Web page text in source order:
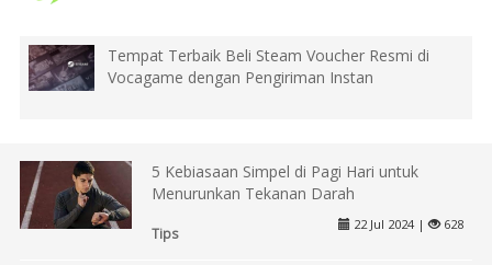
Tempat Terbaik Beli Steam Voucher Resmi di
Vocagame dengan Pengiriman Instan
5 Kebiasaan Simpel di Pagi Hari untuk
Menurunkan Tekanan Darah
Tips
22 Jul 2024 | 628